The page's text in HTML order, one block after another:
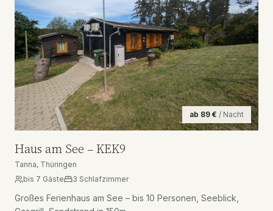
ab 89 € / Nacht
Haus am See – KEK9
Tanna, Thüringen
bis 7 Gäste 3 Schlafzimmer
Großes Ferienhaus am See – bis 10 Personen, Seeblick,